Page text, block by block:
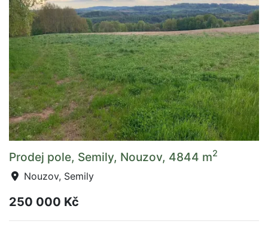
Prodej pole, Semily, Nouzov, 4844 m2
Nouzov, Semily
250 000 Kč